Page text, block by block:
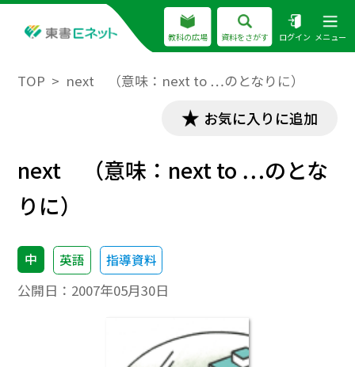
教科の広場 資料をさがす ログイン メニュー
TOP next （意味：next to …のとなりに）
お気に入りに追加
next （意味：next to …のとな
りに）
中 英語 指導資料
公開日： 2007年05月30日